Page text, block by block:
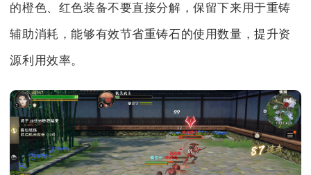
的橙色、红色装备不要直接分解，保留下来用于重铸
辅助消耗，能够有效节省重铸石的使用数量，提升资
源利用效率。